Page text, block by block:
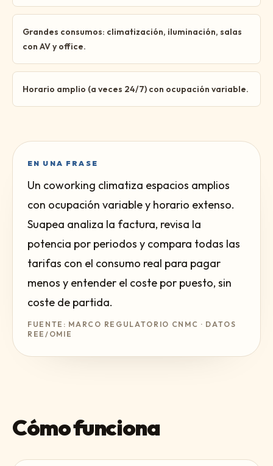
Grandes consumos: climatización, iluminación, salas
con AV y office.
Horario amplio (a veces 24/7) con ocupación variable.
EN UNA FRASE
Un coworking climatiza espacios amplios
con ocupación variable y horario extenso.
Suapea analiza la factura, revisa la
potencia por periodos y compara todas las
tarifas con el consumo real para pagar
menos y entender el coste por puesto, sin
coste de partida.
FUENTE: MARCO REGULATORIO CNMC · DATOS
REE/OMIE
Cómo funciona